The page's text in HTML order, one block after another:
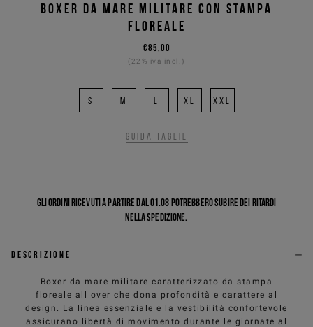
BOXER DA MARE MILITARE CON STAMPA
FLOREALE
€85,00
(22% iva incl.)
S M L XL XXL
Guida taglie
Gli ordini ricevuti a partire dal 01.08 potrebbero subire dei ritardi
nella spedizione.
Descrizione
Boxer da mare militare caratterizzato da stampa
floreale all over che dona profondità e carattere al
design. La linea essenziale e la vestibilità confortevole
assicurano libertà di movimento durante le giornate al